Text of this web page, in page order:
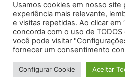
INSCREVA-
I've read and accept the
© 2026 Rádio Bandeirantes
Usamos cookies em nosso site
experiência mais relevante,
e visitas repetidas. Ao clicar em
concorda com o uso de
você pode visitar
fornecer um consentimento
Configurar Cookie Aceitar